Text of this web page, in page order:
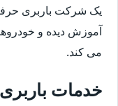
یک شرکت باربری حرفه
آموزش دیده و
می کند.
خدمات